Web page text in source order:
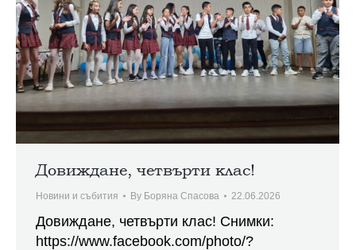
Довиждане, четвърти клас!
Новини и събития By Боряна Спасова 22.06.2026
Довиждане, четвърти клас! Снимки:
https://www.facebook.com/photo/?